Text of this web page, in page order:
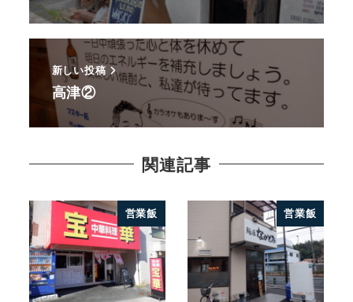
新しい投稿
高津②
関連記事
営業飯 営業飯